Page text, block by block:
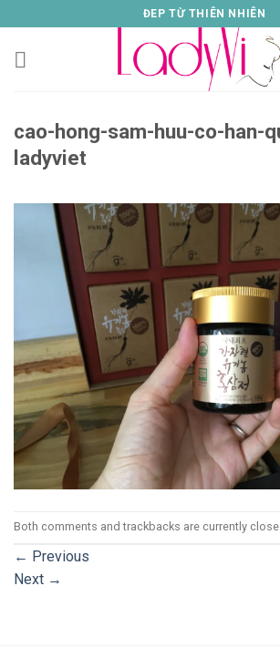
to
content
ĐEP TỪ THIÊN NHIÊN
cao-hong-sam-huu-co-han-
ladyviet
Both comments and trackbacks are currently
← Previous
Next →